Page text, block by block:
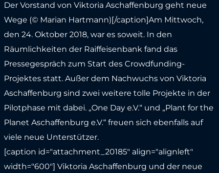
Der Vorstand von Viktoria Aschaffenburg geht neue
Wege (© Marian Hartmann)[/caption]Am Mittwoch,
den 24. Oktober 2018, war es soweit. In den
Räumlichkeiten der Raiffeisenbank fand das
Pressegespräch zum Start des Crowdfunding-
Projektes statt. Außer dem Nachwuchs von Viktoria
Aschaffenburg sind zwei weitere tolle Projekte in der
Pilotphase mit dabei. „One Day e.V.“ und „Plant for the
Planet Aschaffenburg e.V.“ freuen sich ebenfalls auf
viele neue Unterstützer.
[caption id="attachment_20185" align="alignleft"
width="600"] Viktoria Aschaffenburg und der neue